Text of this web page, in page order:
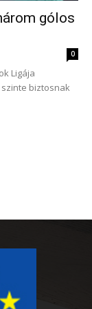
gólos
0
Ligája
biztosnak